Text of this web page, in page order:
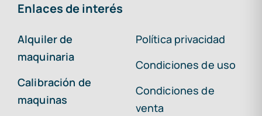
Enlaces de interés
Alquiler de
maquinaria
Calibración de
maquinas
Política privacidad
Condiciones de uso
Condiciones de
venta